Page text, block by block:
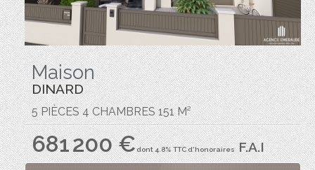
Maison
DINARD
5 PIÈCES 4 CHAMBRES 151 M²
681 200 €dont 4.8% TTC d'honorairesF.A.I